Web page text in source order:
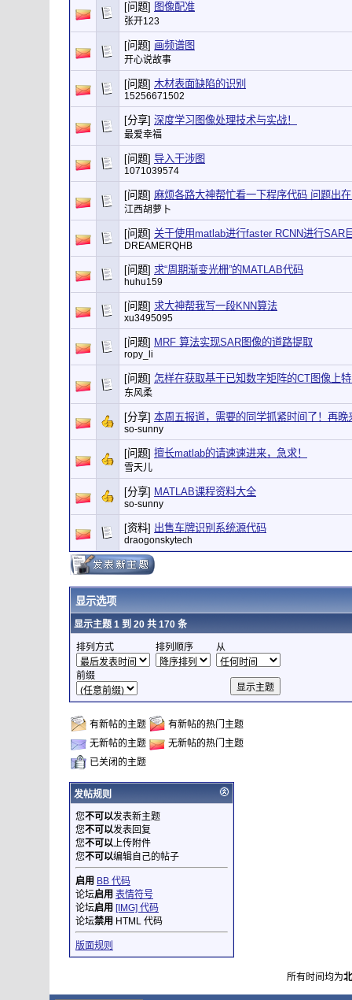
[问题] 图像配准
张开123
[问题] 画频谱图
开心说故事
[问题] 木材表面缺陷的识别
15256671502
[分享] 深度学习图像处理技术与实战！
最爱幸福
[问题] 导入干涉图
1071039574
[问题] 麻烦各路大神帮忙看一下程序代码 问题出
江西胡萝卜
[问题] 关于使用matlab进行faster RCNN进行SAR
DREAMERQHB
[问题] 求“周期渐变光栅”的MATLAB代码
huhu159
[问题] 求大神帮我写一段KNN算法
xu3495095
[问题] MRF 算法实现SAR图像的道路提取
ropy_li
[问题] 怎样在获取基于已知数字矩阵的CT图像上
东风柔
[分享] 本周五报道，需要的同学抓紧时间了！再晚
so-sunny
[问题] 擅长matlab的请速速进来，急求！
雪天儿
[分享] MATLAB课程资料大全
so-sunny
[资料] 出售车牌识别系统源代码
draogonskytech
显示选项
显示主题 1 到 20 共 170 条
排列方式 排列顺序 从
前缀
有新帖的主题
有新帖的热门主题
无新帖的主题
无新帖的热门主题
已关闭的主题
发帖规则
您不可以发表新主题
您不可以发表回复
您不可以上传附件
您不可以编辑自己的帖子
启用 BB 代码
论坛启用 表情符号
论坛启用 [IMG] 代码
论坛禁用 HTML 代码
版面规则
所有时间均为